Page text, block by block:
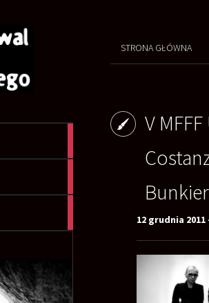
STRONA GŁÓWNA
V
12 grudnia 2011